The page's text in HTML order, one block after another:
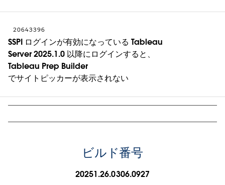
20643396
SSPI ログインが有効になっている Tableau
Server 2025.1.0 以降にログインすると、
Tableau Prep Builder
でサイトピッカーが表示されない
ビルド番号
20251.26.0306.0927